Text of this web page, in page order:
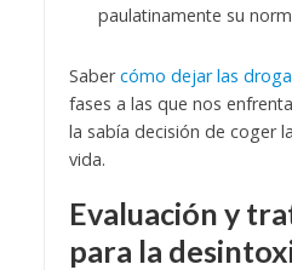
paulatinamente su
Sabercómo dejar las
fases a las que nos
la sabía decisión de coger
vida.
Evaluación y
para la